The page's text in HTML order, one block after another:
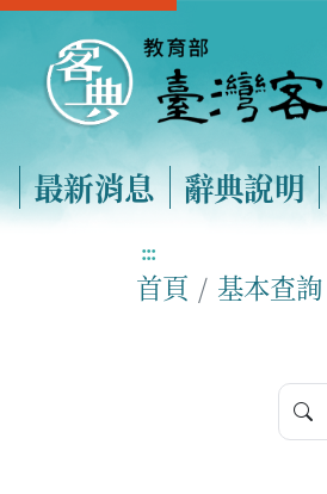
最新消息 辭典說明
:::
首頁 基本查詢